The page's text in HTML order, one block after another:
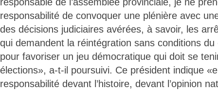
responsabilité de convoquer une plénière avec
des décisions judiciaires avérées, à savoir, les
qui demandent la réintégration sans conditions
pour favoriser un jeu démocratique qui doit se
élections», a-t-il poursuivi. Ce président indique
responsabilité devant l’histoire, devant l’opinion